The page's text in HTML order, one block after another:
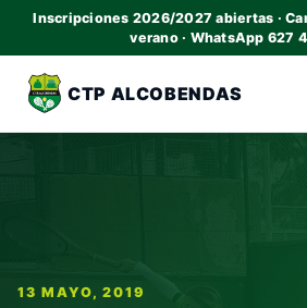
Inscripciones 2026/2027 abiertas ·
verano · WhatsApp 627
CTP ALCOBENDAS
13 MAYO, 2019